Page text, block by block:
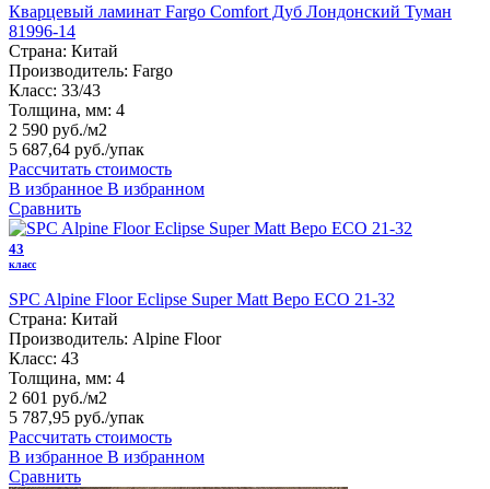
Кварцевый ламинат Fargo Comfort Дуб Лондонский Туман
81996-14
Страна: Китай
Производитель: Fargo
Класс: 33/43
Толщина, мм: 4
2 590 руб./м2
5 687,64 руб./упак
Рассчитать стоимость
В избранное В избранном
Сравнить
43
класс
SPC Alpine Floor Eclipse Super Matt Веро ЕСО 21-32
Страна: Китай
Производитель: Alpine Floor
Класс: 43
Толщина, мм: 4
2 601 руб./м2
5 787,95 руб./упак
Рассчитать стоимость
В избранное В избранном
Сравнить